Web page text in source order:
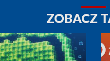
ZOBACZ